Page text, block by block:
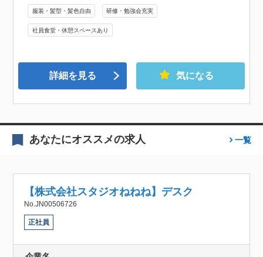
服装・髪型・髪色自由 研修・勉強会充実
社員食堂・休憩スペースあり
詳細を見る 気になる
あなたにオススメの求人 一覧
【株式会社スタジオねねね】デスク
No.JN00506726
正社員